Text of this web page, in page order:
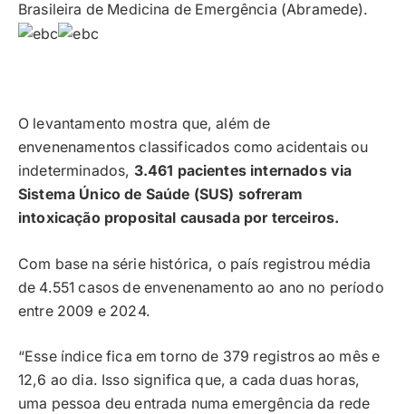
Brasileira de Medicina de Emergência (Abramede).
O levantamento mostra que, além de
envenenamentos classificados como acidentais ou
indeterminados, 3.461 pacientes internados via
Sistema Único de Saúde (SUS) sofreram
intoxicação proposital causada por terceiros.
Com base na série histórica, o país registrou média
de 4.551 casos de envenenamento ao ano no período
entre 2009 e 2024.
“Esse índice fica em torno de 379 registros ao mês e
12,6 ao dia. Isso significa que, a cada duas horas,
uma pessoa deu entrada numa emergência da rede